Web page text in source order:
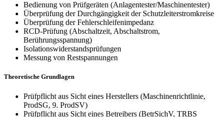
Bedienung von Prüfgeräten (Anlagentester/Maschinentester)
Überprüfung der Durchgängigkeit der Schutzleiterstromkreise
Überprüfung der Fehlerschleifenimpedanz
RCD-Prüfung (Abschaltzeit, Abschaltstrom,
Berührungsspannung)
Isolationswiderstandsprüfungen
Messung von Restspannungen
Theoretische Grundlagen
Prüfpflicht aus Sicht eines Herstellers (Maschinenrichtlinie,
ProdSG, 9. ProdSV)
Prüfpflicht aus Sicht eines Betreibers (BetrSichV, TRBS